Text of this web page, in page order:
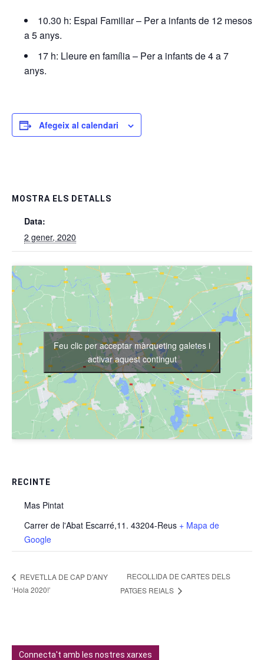
10.30 h: Espai Familiar – Per a infants de 12 mesos
a 5 anys.
17 h: Lleure en família – Per a infants de 4 a 7
anys.
Afegeix al calendari
MOSTRA ELS DETALLS
Data:
2 gener, 2020
RECINTE
Mas Pintat
Carrer de l'Abat Escarré,11. 43204-Reus + Mapa de
Google
Feu clic per acceptar màrqueting galetes i
activar aquest contingut
REVETLLA DE CAP D’ANY
‘Hola 2020!’
RECOLLIDA DE CARTES DELS
PATGES REIALS
Connecta't amb les nostres xarxes